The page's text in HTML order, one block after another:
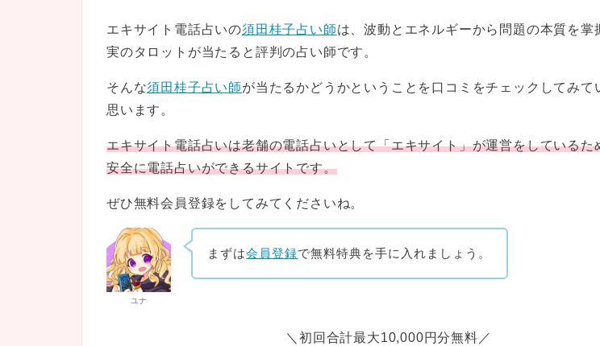
エキサイト電話占いの須田桂子占い師は、波動とエネルギーから問題の本質を掌
実のタロットが当たると評判の占い師です。
そんな須田桂子占い師が当たるかどうかということを口コミをチェックしてみて
思います。
エキサイト電話占いは老舗の電話占いとして「エキサイト」が運営をしているた
安全に電話占いができるサイトです。
ぜひ無料会員登録をしてみてくださいね。
ユナ
まずは会員登録で無料特典を手に入れましょう。
＼初回合計最大10,000円分無料／